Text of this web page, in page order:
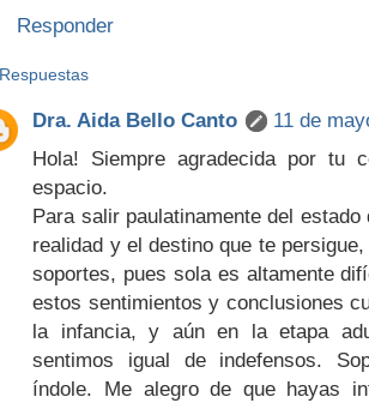
Responder
Respuestas
Dra. Aida Bello Canto
11 de
Hola! Siempre agradecida por tu
espacio.
Para salir paulatinamente del
realidad y el destino que te
soportes, pues sola es altamente
estos sentimientos y conclusiones
la infancia, y aún en la etapa
sentimos igual de indefensos.
índole. Me alegro de que hayas